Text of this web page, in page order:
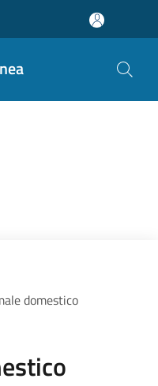
domestico